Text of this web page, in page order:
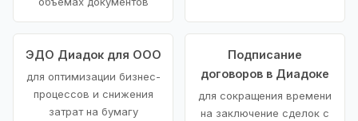
ЭДО Диадок для ООО
для оптимизации бизнес-
процессов и снижения
затрат на бумагу
Подписание
договоров в Диадоке
для сокращения времени
на заключение сделок с